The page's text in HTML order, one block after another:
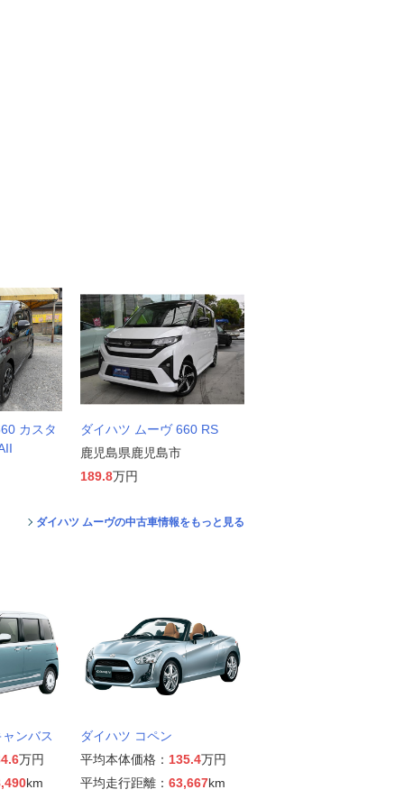
カスタ
ダイハツ ムーヴ 660 RS
鹿児島県鹿児島市
189.8万円
ダイハツ ムーヴの中古車情報をもっと見る
ンバス
万円
km
ダイハツ コペン
平均本体価格： 135.4万円
平均走行距離： 63,667km